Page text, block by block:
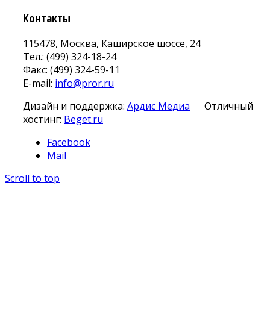
Контакты
115478, Москва, Каширское шоссе, 24
Тел.: (499) 324-18-24
Факс: (499) 324-59-11
E-mail: info@pror.ru
Дизайн и поддержка: Ардис Медиа
Отличный
хостинг: Beget.ru
Facebook
Mail
Scroll to top